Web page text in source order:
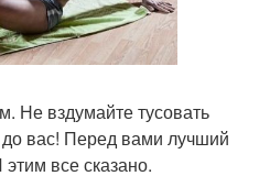
Не вздумайте тусовать
вас! Перед вами лучший
все сказано.